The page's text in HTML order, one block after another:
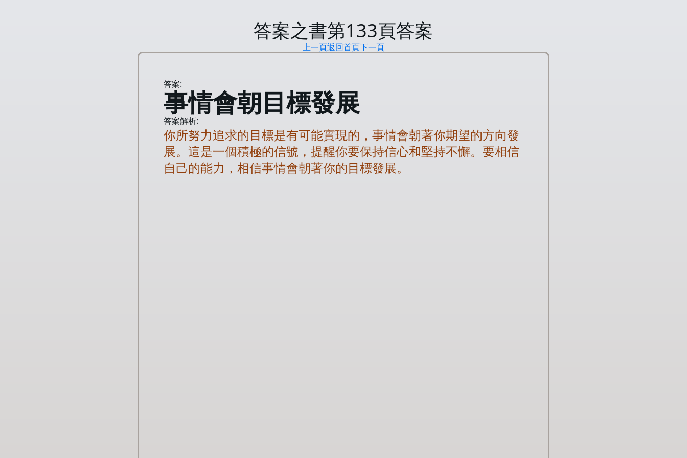
答案之書第133頁答案
上一頁返回首頁下一頁
答案:
事情會朝目標發展
答案解析:
你所努力追求的目標是有可能實現的，事情會朝著你期望的方向發
展。這是一個積極的信號，提醒你要保持信心和堅持不懈。要相信
自己的能力，相信事情會朝著你的目標發展。